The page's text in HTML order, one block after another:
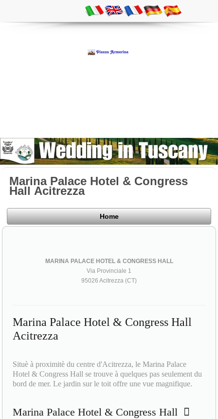
Marina Palace Hotel & Congress
Hall Acitrezza
Home
MARINA PALACE HOTEL & CONGRESS HALL
Via Provinciale 1
95026 Acitrezza (CT)
Marina Palace Hotel & Congress Hall
Acitrezza
Situè à proximitè du centre d'Acitrezza, le Marina Palace
Hotel & Congress Hall se trouve à quelques pas seulement du
bord de mer. Le jardin sur le toit offre une vue magnifique.
Marina Palace Hotel & Congress Hall